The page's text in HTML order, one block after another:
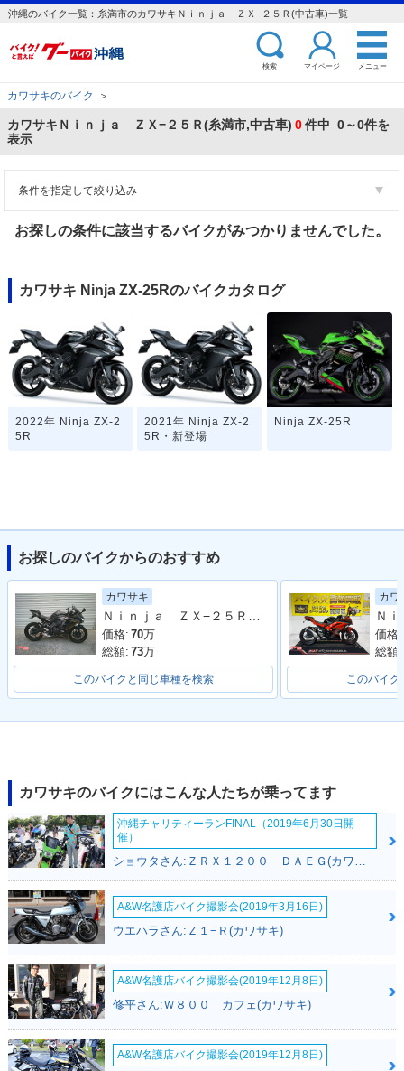
沖縄のバイク一覧：糸満市のカワサキＮｉｎｊａ ＺＸ−２５Ｒ(中古車)一覧
検索 マイページ メニュー
カワサキのバイク ＞
カワサキＮｉｎｊａ ＺＸ−２５Ｒ(糸満市,中古車) 0件中 0～0件を
表示
条件を指定して絞り込み
お探しの条件に該当するバイクがみつかりませんでした。
カワサキ Ninja ZX-25Rのバイクカタログ
2022年 Ninja ZX-2
5R
2021年 Ninja ZX-2
5R・新登場
Ninja ZX-25R
お探しのバイクからのおすすめ
カワサキ
Ｎｉｎｊａ ＺＸ−２５Ｒ ＳＥ
価格: 70万
総額: 73万
このバイクと同じ車種を検索
カワ
価格:
総額:
このバイク
カワサキのバイクにはこんな人たちが乗ってます
沖縄チャリティーランFINAL（2019年6月30日開
催）
ショウタさん:ＺＲＸ１２００ ＤＡＥＧ(カワサキ)
A&W名護店バイク撮影会(2019年3月16日)
ウエハラさん:Ｚ１−Ｒ(カワサキ)
A&W名護店バイク撮影会(2019年12月8日)
修平さん:Ｗ８００ カフェ(カワサキ)
A&W名護店バイク撮影会(2019年12月8日)